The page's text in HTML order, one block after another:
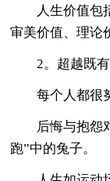
人生价值包括
审美价值、理论
2。超越既有
每个人都很努
后悔与抱怨对
跑”中的兔子。